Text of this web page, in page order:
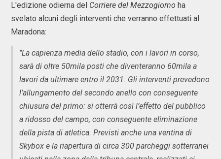
L'edizione odierna del Corriere del Mezzogiorno ha
svelato alcuni degli interventi che verranno effettuati al
Maradona:
"La capienza media dello stadio, con i lavori in corso,
sarà di oltre 50mila posti che diventeranno 60mila a
lavori da ultimare entro il 2031. Gli interventi prevedono
l’allungamento del secondo anello con conseguente
chiusura del primo: si otterrà così l’effetto del pubblico
a ridosso del campo, con conseguente eliminazione
della pista di atletica. Previsti anche una ventina di
Skybox e la riapertura di circa 300 parcheggi sotterranei